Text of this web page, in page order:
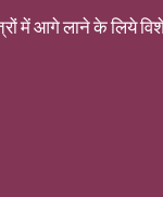
में आगे लाने के लिये